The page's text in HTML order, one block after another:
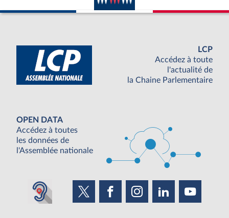
LCP
Accédez à toute
l'actualité de
la Chaine Parlementaire
OPEN DATA
Accédez à toutes
les données de
l'Assemblée nationale